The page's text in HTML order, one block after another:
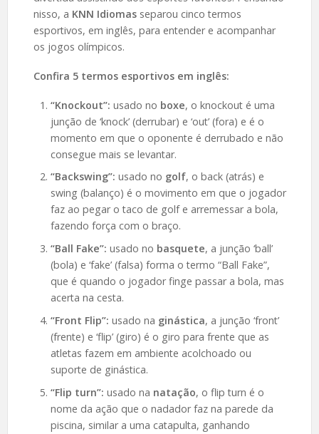
nisso, a KNN Idiomasseparou cinco termos
esportivos, em inglês, para entender e acompanhar
os jogos olímpicos.
Confira 5 termos esportivos em inglês:
“Knockout”: usado no boxe, o knockout é uma
junção de ‘knock’ (derrubar) e ‘out’ (fora) e é o
momento em que o oponente é derrubado e não
consegue mais se levantar.
“Backswing”: usado no golf, o back (atrás) e
swing (balanço) é o movimento em que o jogador
faz ao pegar o taco de golf e arremessar a bola,
fazendo força com o braço.
“Ball Fake”: usado no basquete, a junção ‘ball’
(bola) e ‘fake’ (falsa) forma o termo “Ball Fake”,
que é quando o jogador finge passar a bola, mas
acerta na cesta.
“Front Flip”: usado na ginástica, a junção ‘front’
(frente) e ‘flip’ (giro) é o giro para frente que as
atletas fazem em ambiente acolchoado ou
suporte de ginástica.
“Flip turn”: usado na natação, o flip turn é o
nome da ação que o nadador faz na parede da
piscina, similar a uma catapulta, ganhando